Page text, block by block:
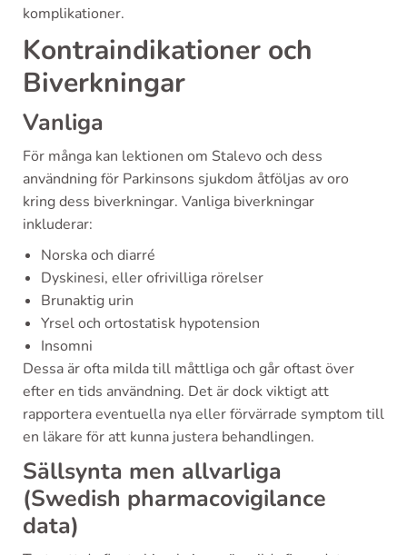
komplikationer.
Kontraindikationer och
Biverkningar
Vanliga
För många kan lektionen om Stalevo och dess
användning för Parkinsons sjukdom åtföljas av oro
kring dess biverkningar. Vanliga biverkningar
inkluderar:
Norska och diarré
Dyskinesi, eller ofrivilliga rörelser
Brunaktig urin
Yrsel och ortostatisk hypotension
Insomni
Dessa är ofta milda till måttliga och går oftast över
efter en tids användning. Det är dock viktigt att
rapportera eventuella nya eller förvärrade symptom till
en läkare för att kunna justera behandlingen.
Sällsynta men allvarliga
(Swedish pharmacovigilance
data)